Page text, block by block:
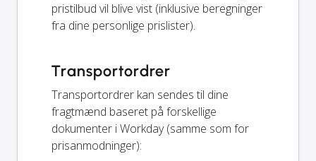
pristilbud vil blive vist (inklusive beregninger
fra dine personlige prislister).
Transportordrer
Transportordrer kan sendes til dine
fragtmænd baseret på forskellige
dokumenter i Workday (samme som for
prisanmodninger):